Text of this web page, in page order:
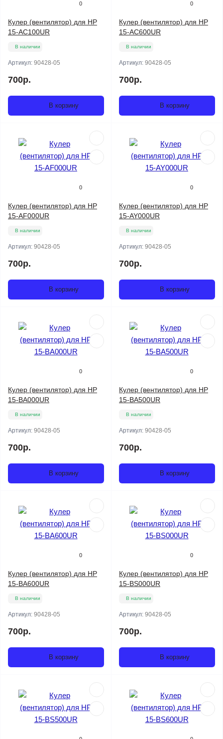
0
Кулер (вентилятор) для HP
15-AC100UR
В наличии
Артикул: 90428-05
700р.
В корзину
0
Кулер (вентилятор) для HP
15-AC600UR
В наличии
Артикул: 90428-05
700р.
В корзину
0
Кулер (вентилятор) для HP
15-AF000UR
В наличии
Артикул: 90428-05
700р.
В корзину
0
Кулер (вентилятор) для HP
15-AY000UR
В наличии
Артикул: 90428-05
700р.
В корзину
0
Кулер (вентилятор) для HP
15-BA000UR
В наличии
Артикул: 90428-05
700р.
В корзину
0
Кулер (вентилятор) для HP
15-BA500UR
В наличии
Артикул: 90428-05
700р.
В корзину
0
Кулер (вентилятор) для HP
15-BA600UR
В наличии
Артикул: 90428-05
700р.
В корзину
0
Кулер (вентилятор) для HP
15-BS000UR
В наличии
Артикул: 90428-05
700р.
В корзину